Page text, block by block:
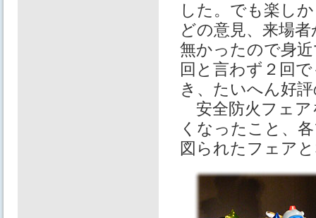
した。でも楽し
どの意見、来場
無かったので身
回と言わず２回
き、たいへん好
安全防火フェア
くなったこと、
図られたフェア